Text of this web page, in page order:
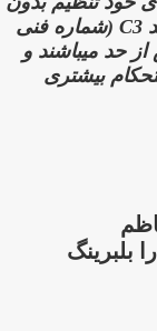
C3 (شماره فنی
حد میباشند و
بیشتری